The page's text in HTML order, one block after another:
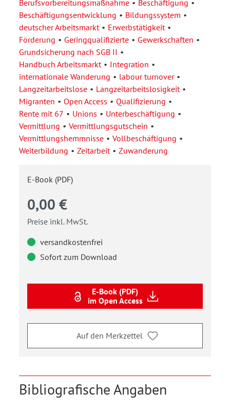
Berufsvorbereitungsmaßnahme
Beschäftigung
Beschäftigungsentwicklung
Bildungssystem
deutscher Arbeitsmarkt
Erwerbstätigkeit
Förderung
Geringqualifizierte
Gewerkschaften
Grundsicherung nach SGB II
Handbuch Arbeitsmarkt
Integration
internationale Wanderung
labour turnover
Langzeitarbeitslose
Langzeitarbeitslosigkeit
Migranten
Open Access
Qualifizierung
Rente mit 67
Unions
Unterbeschäftigung
Vermittlung
Vermittlungsgutschein
Vermittlungshemmnisse
Vollbeschäftigung
Weiterbildung
Zeitarbeit Zuwanderung
E-Book (PDF)
0,00 €
Preise inkl. MwSt.
versandkostenfrei
Sofort zum Download
E-Book (PDF)
im Open Access
Auf den Merkzettel
Bibliografische Angaben